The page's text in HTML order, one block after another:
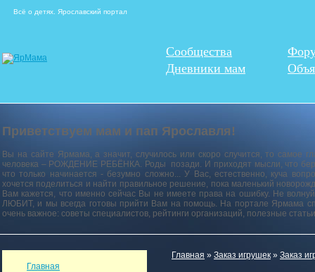
Всё о детях. Ярославский портал
Сообщества
Дневники мам
Приветствуем мам и пап Ярославля!
Вы на сайте Ярмама, а значит, случилось или скоро случится, то самое
человека – РОЖДЕНИЕ РЕБЁНКА. Роды позади. И приходят мысли, что
что только начинается - безумно сложно... У Вас, естественно, куча
хочется поделиться и найти правильное решение, пока маленький
Вам кажется, что именно сейчас Вы не имеете права на ошибку. Не
ЛЮБИТ, и мы всегда готовы прийти Вам на помощь. На портале Ярмама
очень важное: советы специалистов, рейтинги организаций, полезные
Главная
Главная » Заказ игрушек » Заказ